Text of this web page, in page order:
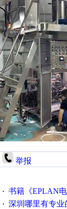
举报
· 书籍《EPLAN
· 深圳哪里有专业